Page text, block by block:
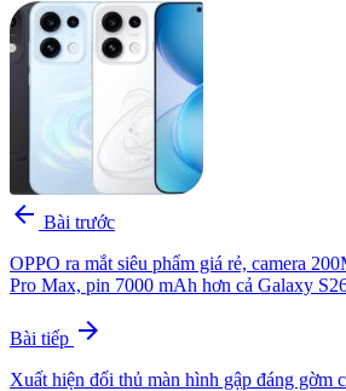
arrow_back Bài trước
OPPO ra mắt siêu phẩm giá rẻ, camera
Pro Max, pin 7000 mAh hơn cả Galaxy
Bài tiếp arrow_forward
Xuất hiện đối thủ màn hình gập đáng gờm